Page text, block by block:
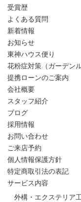
受賞歴
よくある質問
新着情報
お知らせ
東神ハウス便り
花粉症対策（ガーデンル
提携ローンのご案内
会社概要
スタッフ紹介
ブログ
採用情報
お問い合わせ
ご来店予約
個人情報保護方針
特定商取引法の表記
サービス内容
外構・エクステリア